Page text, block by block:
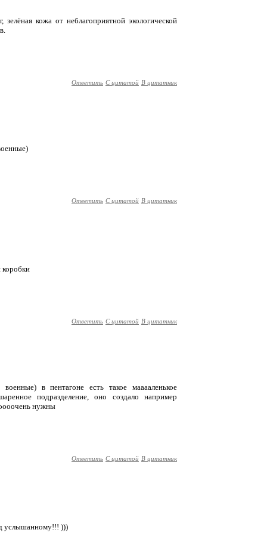
кожа от неблагоприятной экологической
Ответить С цитатой В цитатник
Ответить С цитатой В цитатник
Ответить С цитатой В цитатник
в пентагоне есть такое мааааленькое
подразделение, оно создало например
нужны
Ответить С цитатой В цитатник
услышанному!!! )))